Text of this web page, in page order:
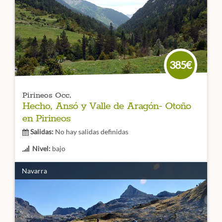
del Pirineos: Vignamale. Sin duda inolvidable rodear esta
montaña y poder admirar muchas otras de más de tres mil
metros.
CÓDIGO VIAJE: 007TES
385€
Pirineos Occ.
Hecho, Ansó y Valle de Aragón- Otoño
en Pirineos
Salidas: No hay salidas definidas
Nivel: bajo
Visitaremos algunos de los Hayedos mejor conservados
del Pirineo situados en el Parque Natural de los Valles
Occidentales y el Valle del Aragón. Un viaje para disfrutar
de los bosques coloreados!
Navarra